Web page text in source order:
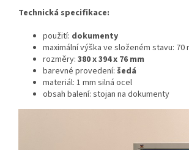
Technická specifikace:
použití: dokumenty
maximální výška ve složeném stavu: 70
rozměry: 380x 394 x 76 mm
barevné provedení: šedá
materiál: 1 mm silná ocel
obsah balení: stojan na dokumenty